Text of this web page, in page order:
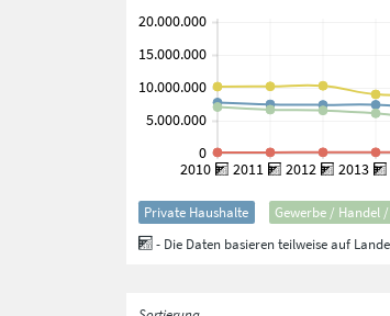
Private Haushalte Gewerbe / Handel
- Die Daten basieren teilweise auf